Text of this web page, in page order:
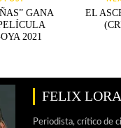
GANA
2021
EL
FELIX LORA
Periodista, crítico de